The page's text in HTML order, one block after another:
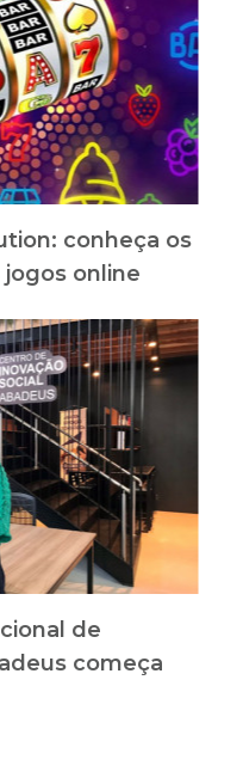
conheça os
online
de
começa